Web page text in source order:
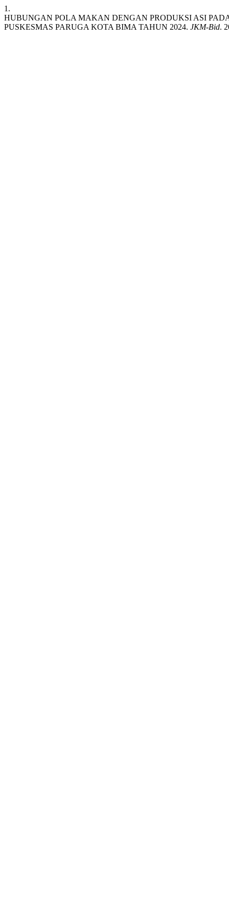
1.
HUBUNGAN POLA MAKAN DENGAN PRODUKSI ASI
PUSKESMAS PARUGA KOTA BIMA TAHUN 2024. JKM-Bid.